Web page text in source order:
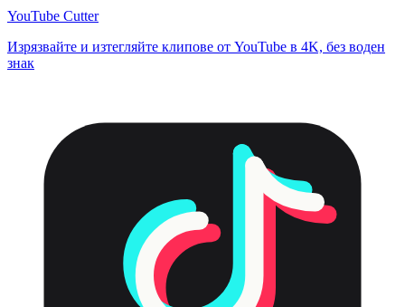
YouTube Cutter
Изрязвайте и изтегляйте клипове от YouTube в 4K, без воден
знак